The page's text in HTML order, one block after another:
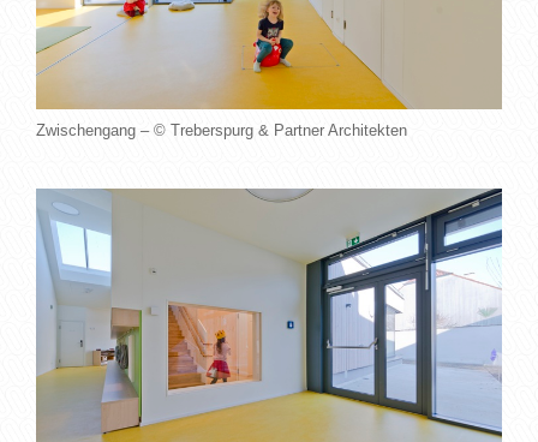
Zwischengang – © Treberspurg & Partner Architekten